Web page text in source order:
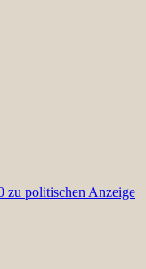
zu politischen Anzeige